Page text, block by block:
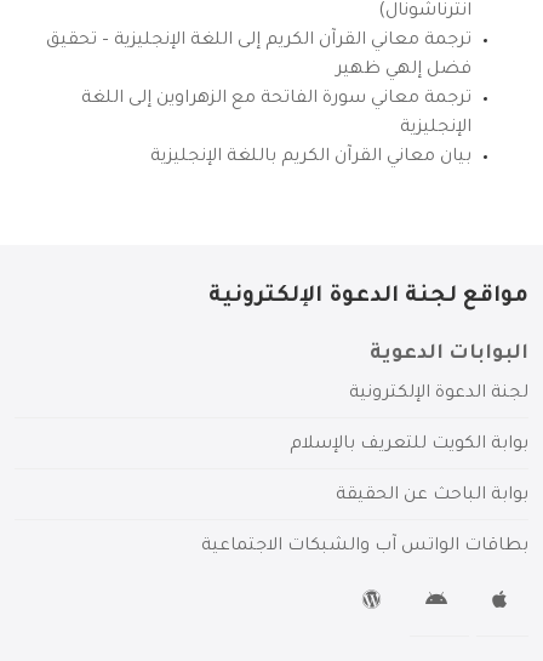
انترناشونال)
ترجمة معاني القرآن الكريم إلى اللغة الإنجليزية – تحقيق
فضل إلهي ظهير
ترجمة معاني سورة الفاتحة مع الزهراوين إلى اللغة
الإنجليزية
بيان معاني القرآن الكريم باللغة الإنجليزية
مواقع لجنة الدعوة الإلكترونية
البوابات الدعوية
لجنة الدعوة الإلكترونية
بوابة الكويت للتعريف بالإسلام
بوابة الباحث عن الحقيقة
بطاقات الواتس آب والشبكات الاجتماعية